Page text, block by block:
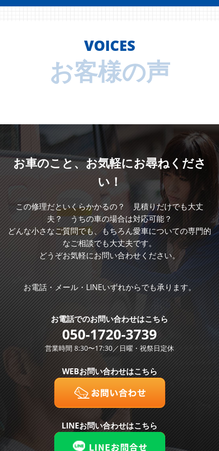
お客様の声
VOICES
お車のこと、お気軽にお尋ねくださ
い！
この修理だといくらかかるの？ 見積りだけでも大丈
夫？ うちの車の場合は対応可能？
どんな小さなご質問でも、もちろん愛車についての専門的
なご相談でも大丈夫です。
どうぞお気軽にお問い合わせください。
お電話・メール・LINEいずれからでも承ります。
お電話でのお問い合わせはこちら
050-1720-3739
営業時間 8:30〜17:30／日曜・祝祭日定休
WEBお問い合わせはこちら
LINEお問い合わせはこちら